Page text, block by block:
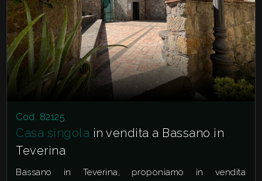
Cod. 82125
Casa singola in vendita a Bassano in
Teverina
Bassano in Teverina, proponiamo in vendita